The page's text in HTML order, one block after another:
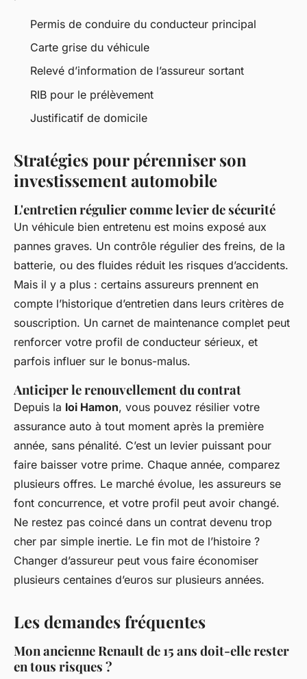
Permis de conduire du conducteur principal
Carte grise du véhicule
Relevé d’information de l’assureur sortant
RIB pour le prélèvement
Justificatif de domicile
Stratégies pour pérenniser son
investissement automobile
L'entretien régulier comme levier de sécurité
Un véhicule bien entretenu est moins exposé aux
pannes graves. Un contrôle régulier des freins, de la
batterie, ou des fluides réduit les risques d’accidents.
Mais il y a plus : certains assureurs prennent en
compte l’historique d’entretien dans leurs critères de
souscription. Un carnet de maintenance complet peut
renforcer votre profil de conducteur sérieux, et
parfois influer sur le bonus-malus.
Anticiper le renouvellement du contrat
Depuis la loi Hamon, vous pouvez résilier votre
assurance auto à tout moment après la première
année, sans pénalité. C’est un levier puissant pour
faire baisser votre prime. Chaque année, comparez
plusieurs offres. Le marché évolue, les assureurs se
font concurrence, et votre profil peut avoir changé.
Ne restez pas coincé dans un contrat devenu trop
cher par simple inertie. Le fin mot de l’histoire ?
Changer d’assureur peut vous faire économiser
plusieurs centaines d’euros sur plusieurs années.
Les demandes fréquentes
Mon ancienne Renault de 15 ans doit-elle rester
en tous risques ?